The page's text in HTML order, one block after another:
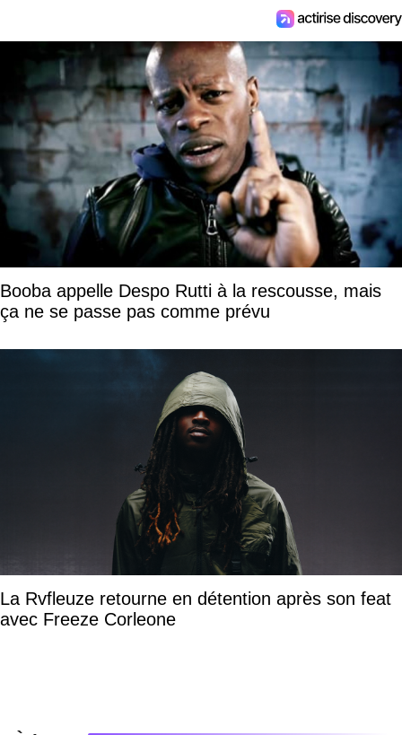
Booba appelle Despo Rutti à la rescousse, mais
ça ne se passe pas comme prévu
La Rvfleuze retourne en détention après son feat
avec Freeze Corleone